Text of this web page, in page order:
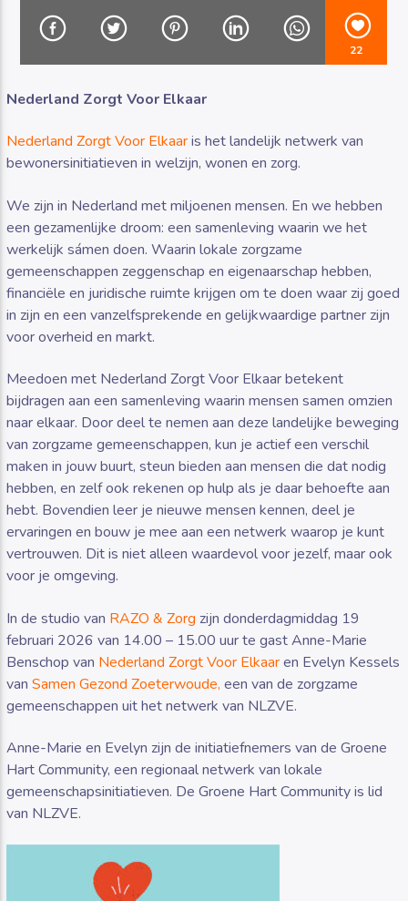
22
Nederland Zorgt Voor Elkaar
Nederland Zorgt Voor Elkaaris het landelijk netwerk van
bewonersinitiatieven in welzijn, wonen en zorg.
We zijn in Nederland met miljoenen mensen. En we hebben
een gezamenlijke droom: een samenleving waarin we het
werkelijk sámen doen. Waarin lokale zorgzame
gemeenschappen zeggenschap en eigenaarschap hebben,
financiële en juridische ruimte krijgen om te doen waar zij goed
in zijn en een vanzelfsprekende en gelijkwaardige partner zijn
voor overheid en markt.
Meedoen met Nederland Zorgt Voor Elkaar betekent
bijdragen aan een samenleving waarin mensen samen omzien
naar elkaar. Door deel te nemen aan deze landelijke beweging
van zorgzame gemeenschappen, kun je actief een verschil
maken in jouw buurt, steun bieden aan mensen die dat nodig
hebben, en zelf ook rekenen op hulp als je daar behoefte aan
hebt. Bovendien leer je nieuwe mensen kennen, deel je
ervaringen en bouw je mee aan een netwerk waarop je kunt
vertrouwen. Dit is niet alleen waardevol voor jezelf, maar ook
voor je omgeving.
In de studio van RAZO & Zorg zijn donderdagmiddag 19
februari 2026 van 14.00 – 15.00 uur te gast Anne-Marie
Benschop van Nederland Zorgt Voor Elkaaren Evelyn Kessels
vanSamen Gezond Zoeterwoude, een van de zorgzame
gemeenschappen uit het netwerk van NLZVE.
Anne-Marie en Evelyn zijn de initiatiefnemers van de Groene
Hart Community, een regionaal netwerk van lokale
gemeenschapsinitiatieven. De Groene Hart Community is lid
van NLZVE.